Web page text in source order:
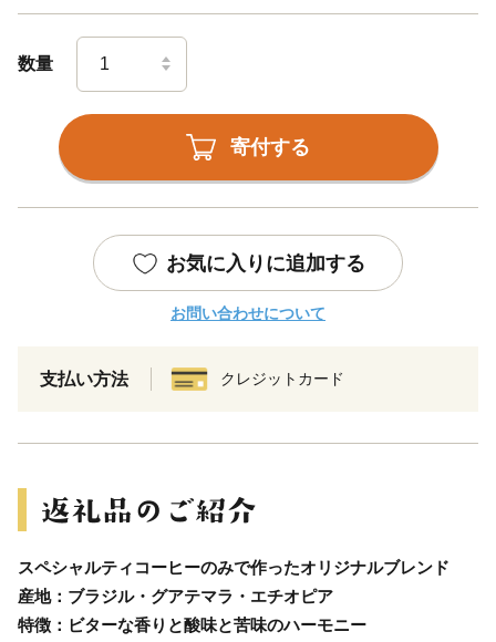
数量
寄付する
お気に入りに追加する
お問い合わせについて
支払い方法 クレジットカード
スペシャルティコーヒーのみで作ったオリジナルブレンド
産地：ブラジル・グアテマラ・エチオピア
特徴：ビターな香りと酸味と苦味のハーモニー